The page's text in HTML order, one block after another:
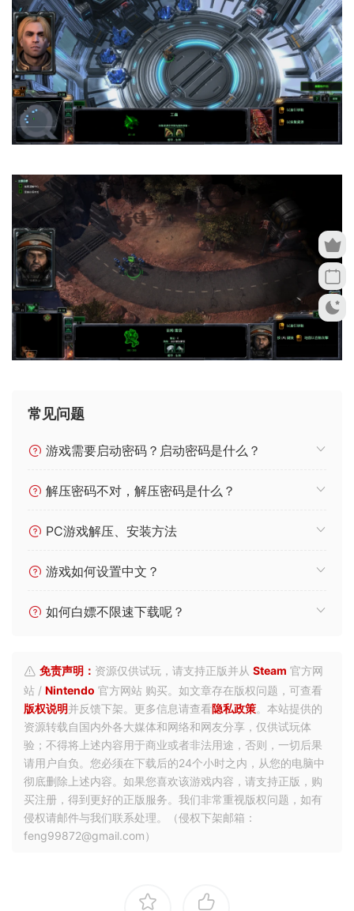
常见问题
游戏需要启动密码？启动密码是什么？
解压密码不对，解压密码是什么？
PC游戏解压、安装方法
游戏如何设置中文？
如何白嫖不限速下载呢？
免责声明： 资源仅供试玩，请支持正版并从 Steam 官方网
站 / Nintendo 官方网站 购买。如文章存在版权问题，可查看
版权说明并反馈下架。更多信息请查看隐私政策。本站提供的
资源转载自国内外各大媒体和网络和网友分享，仅供试玩体
验；不得将上述内容用于商业或者非法用途，否则，一切后果
请用户自负。您必须在下载后的24个小时之内，从您的电脑中
彻底删除上述内容。如果您喜欢该游戏内容，请支持正版，购
买注册，得到更好的正版服务。我们非常重视版权问题，如有
侵权请邮件与我们联系处理。（侵权下架邮箱：
feng99872@gmail.com）